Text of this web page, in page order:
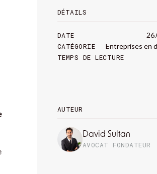
DÉTAILS
DATE
CATÉGORIE Entreprises en
TEMPS DE LECTURE
AUTEUR
David Sultan
AVOCAT FONDATEUR